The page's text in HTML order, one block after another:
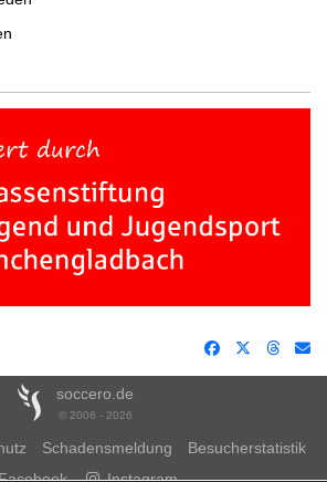
soccero.de
© 2006 - 2026
Schadensmeldung
Besucherstatistik